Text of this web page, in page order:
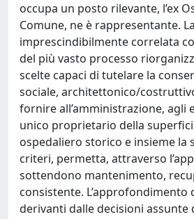
occupa un posto rilevante, l’ex
Comune, ne è rappresentante.
imprescindibilmente correlata
del più vasto processo
scelte capaci di tutelare la
sociale, architettonico/
fornire all’amministrazione, agli
unico proprietario della
ospedaliero storico e insieme
criteri, permetta, attraverso
sottendono mantenimento,
consistente.
derivanti dalle decisioni